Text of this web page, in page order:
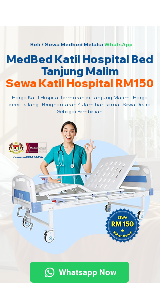
Beli / Sewa Medbed Melalui WhatsApp.
MedBed Katil Hospital Bed
Tanjung Malim
Sewa Katil Hospital RM150
Harga Katil Hospital termurah di Tanjung Malim · Harga
direct kilang · Penghantaran 4 Jam hari sama · Sewa Dikira
Sebagai Pembelian
Kelulusan KKM & MDA
Whatsapp Now